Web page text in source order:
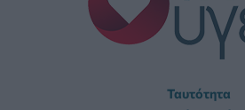
Ταυτότητα